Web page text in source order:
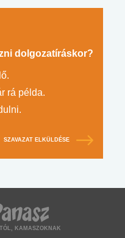
dolgozatíráskor?
rá példa.
SZAVAZAT ELKÜLDÉSE
KAMASZOKNAK